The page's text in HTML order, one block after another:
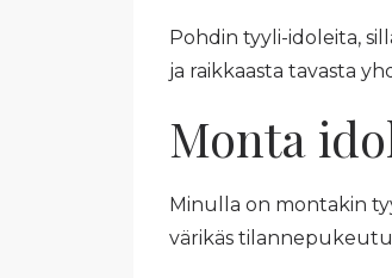
Pohdin tyyli-idoleita,
ja raikkaasta tavasta
Monta
Minulla on montakin
värikäs